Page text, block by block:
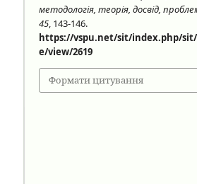
методологія, теорія, досвід,
45, 143-146.
https://vspu.net/sit/index.php/
e/view/2619
Формати цитування